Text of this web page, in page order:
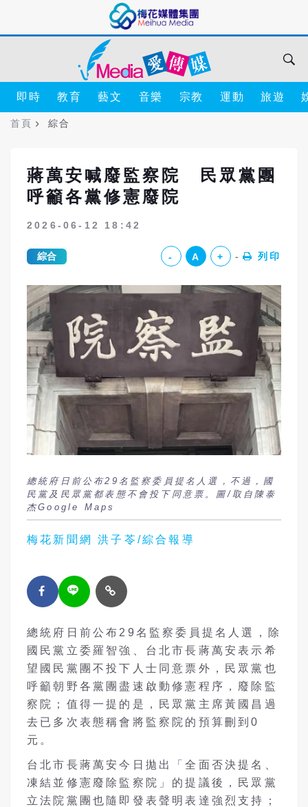
即時 教育 藝文 音樂 宗教 運動 旅遊
首頁 綜合
蔣萬安喊廢監察院 民眾黨團
呼籲各黨修憲廢院
2026-06-12 18:42
綜合 - A + 列印
總統府日前公布29名監察委員提名人選，不過，國
民黨及民眾黨都表態不會投下同意票。圖/取自陳泰
杰Google Maps
梅花新聞網 洪子苓/綜合報導
總統府日前公布29名監察委員提名人選，除
國民黨立委羅智強、台北市長蔣萬安表示希
望國民黨團不投下人士同意票外，民眾黨也
呼籲朝野各黨團盡速啟動修憲程序，廢除監
察院；值得一提的是，民眾黨主席黃國昌過
去已多次表態稱會將監察院的預算刪到0
元。
台北市長蔣萬安今日拋出「全面否決提名、
凍結並修憲廢除監察院」的提議後，民眾黨
立法院黨團也隨即發表聲明表達強烈支持；